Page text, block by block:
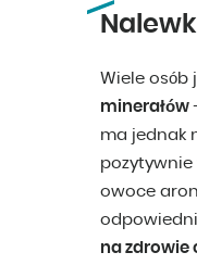
Wiele osób
minerałów
ma jednak
pozytywnie
owoce
na zdrowie